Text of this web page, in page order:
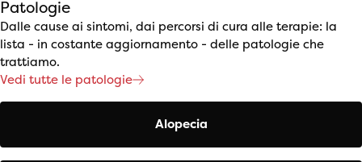
Patologie
Dalle cause ai sintomi, dai percorsi di cura alle terapie: la
lista - in costante aggiornamento - delle patologie che
trattiamo.
Vedi tutte le patologie
Alopecia